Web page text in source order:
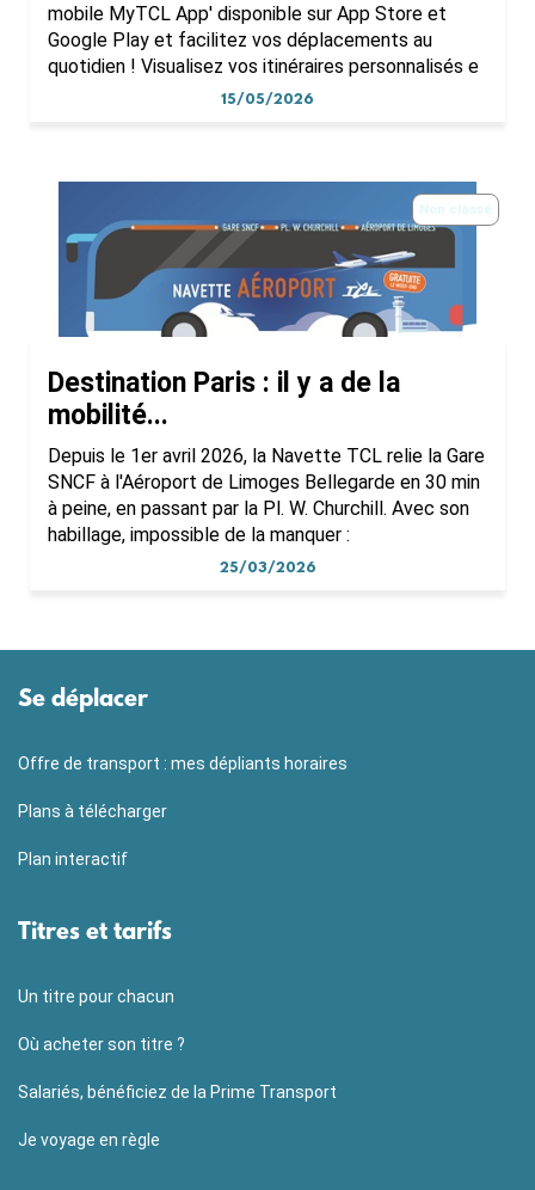
mobile MyTCL App' disponible sur App Store et
Google Play et facilitez vos déplacements au
quotidien ! Visualisez vos itinéraires personnalisés e
15/05/2026
Non classé
Destination Paris : il y a de la
mobilité...
Depuis le 1er avril 2026, la Navette TCL relie la Gare
SNCF à l'Aéroport de Limoges Bellegarde en 30 min
à peine, en passant par la Pl. W. Churchill. Avec son
habillage, impossible de la manquer :
25/03/2026
Se déplacer
Offre de transport : mes dépliants horaires
Plans à télécharger
Plan interactif
Titres et tarifs
Un titre pour chacun
Où acheter son titre ?
Salariés, bénéficiez de la Prime Transport
Je voyage en règle